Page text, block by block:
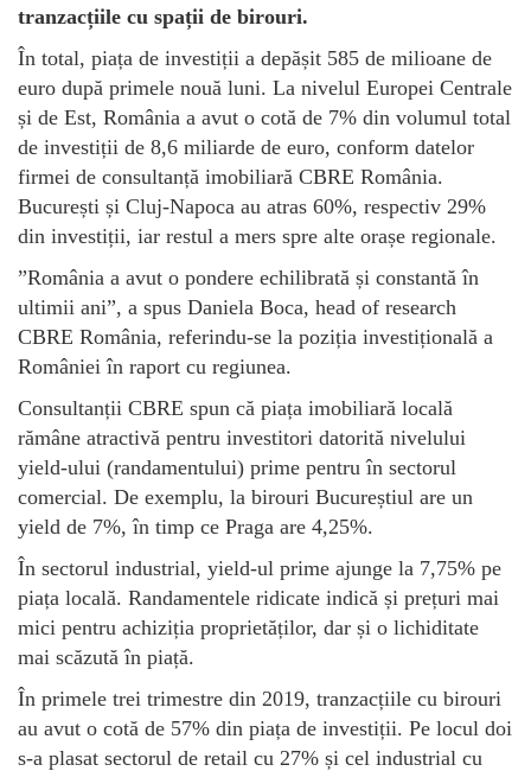
tranzacțiile cu spații de birouri.
În total, piața de investiții a depășit 585 de milioane de
euro după primele nouă luni. La nivelul Europei Centrale
și de Est, România a avut o cotă de 7% din volumul total
de investiții de 8,6 miliarde de euro, conform datelor
firmei de consultanță imobiliară CBRE România.
București și Cluj-Napoca au atras 60%, respectiv 29%
din investiții, iar restul a mers spre alte orașe regionale.
”România a avut o pondere echilibrată și constantă în
ultimii ani”, a spus Daniela Boca, head of research
CBRE România, referindu-se la poziția investițională a
României în raport cu regiunea.
Consultanții CBRE spun că piața imobiliară locală
rămâne atractivă pentru investitori datorită nivelului
yield-ului (randamentului) prime pentru în sectorul
comercial. De exemplu, la birouri Bucureștiul are un
yield de 7%, în timp ce Praga are 4,25%.
În sectorul industrial, yield-ul prime ajunge la 7,75% pe
piața locală. Randamentele ridicate indică și prețuri mai
mici pentru achiziția proprietăților, dar și o lichiditate
mai scăzută în piață.
În primele trei trimestre din 2019, tranzacțiile cu birouri
au avut o cotă de 57% din piața de investiții. Pe locul doi
s-a plasat sectorul de retail cu 27% și cel industrial cu